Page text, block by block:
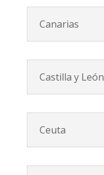
Canarias
Castilla y León
Ceuta